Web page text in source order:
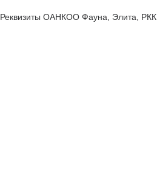
Реквизиты ОАНКОО Фауна, Элита, РКК